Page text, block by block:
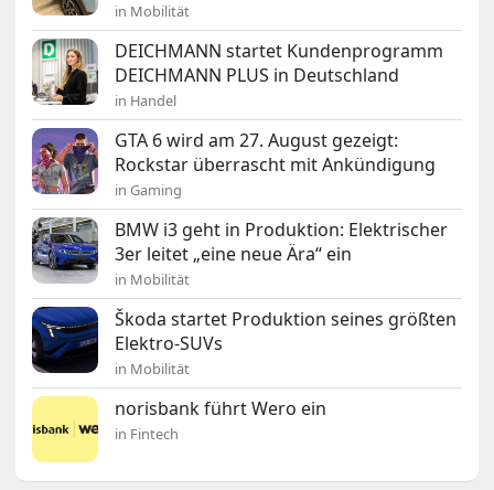
in Mobilität
DEICHMANN startet Kundenprogramm
DEICHMANN PLUS in Deutschland
in Handel
GTA 6 wird am 27. August gezeigt:
Rockstar überrascht mit Ankündigung
in Gaming
BMW i3 geht in Produktion: Elektrischer
3er leitet „eine neue Ära“ ein
in Mobilität
Škoda startet Produktion seines größten
Elektro-SUVs
in Mobilität
norisbank führt Wero ein
in Fintech